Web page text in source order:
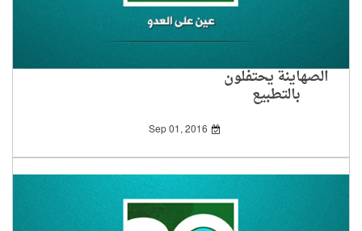
الصهاينة يحتفلون
بالتطبيع
Sep 01, 2016